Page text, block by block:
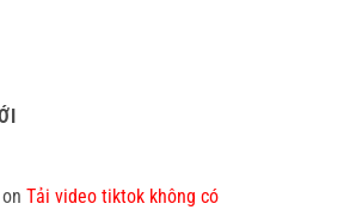
onTải video tiktok không có